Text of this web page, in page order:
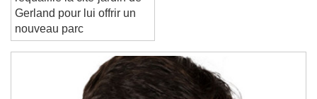
requalifie la cité-jardin de
Gerland pour lui offrir un
nouveau parc